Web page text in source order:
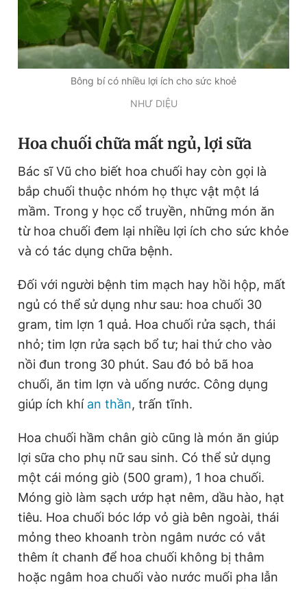
Bông bí có nhiều lợi ích cho sức khoẻ
NHƯ DIỆU
Hoa chuối chữa mất ngủ, lợi sữa
Bác sĩ Vũ cho biết hoa chuối hay còn gọi là
bắp chuối thuộc nhóm họ thực vật một lá
mầm. Trong y học cổ truyền, những món ăn
từ hoa chuối đem lại nhiều lợi ích cho sức khỏe
và có tác dụng chữa bệnh.
Đối với người bệnh tim mạch hay hồi hộp, mất
ngủ có thể sử dụng như sau: hoa chuối 30
gram, tim lợn 1 quả. Hoa chuối rửa sạch, thái
nhỏ; tim lợn rửa sạch bổ tư; hai thứ cho vào
nồi đun trong 30 phút. Sau đó bỏ bã hoa
chuối, ăn tim lợn và uống nước. Công dụng
giúp ích khí an thần, trấn tĩnh.
Hoa chuối hầm chân giò cũng là món ăn giúp
lợi sữa cho phụ nữ sau sinh. Có thể sử dụng
một cái móng giò (500 gram), 1 hoa chuối.
Móng giò làm sạch ướp hạt nêm, dầu hào, hạt
tiêu. Hoa chuối bóc lớp vỏ già bên ngoài, thái
mỏng theo khoanh tròn ngâm nước có vắt
thêm ít chanh để hoa chuối không bị thâm
hoặc ngâm hoa chuối vào nước muối pha lẫn